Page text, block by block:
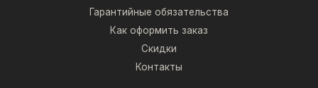
Гарантийные обязательства
Как оформить заказ
Скидки
Контакты